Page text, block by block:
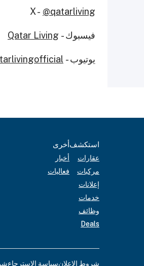
X - @qatarliving
فيسبوك - Qatar Living
يوتيوب -
استكشف
عقارات
مركبات
إعلانات
خدمات
وظائف
Deals
أخرى
أخبار
فعاليات
شروط الإعلانسياسة الاسترجاع